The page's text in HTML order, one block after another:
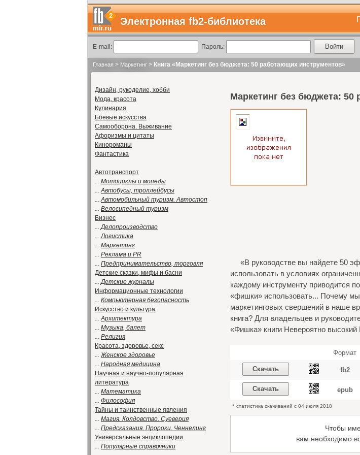
Электронная fb2-библиотека
E-mail: Пароль:
Главная > Маркетинг > Книга «Маркетинг без бюджета: 50 работающих инструментов»
Дизайн, рукоделие, хобби
Мода, красота
Кулинария
Боевые искусства
Самооборона. Выживание
Афоризмы и цитаты
Кинороманы
Фантастика
Автотранспорт
... Мотоциклы и мопеды
...Автобусы, троллейбусы
...Автомобильный туризм. Автостоп
... Велосипедный туризм
Бизнес
...Делопроизводство
...Логистика
... Маркетинг
... Реклама и PR
... Предпринимательство, торговля
Детские сказки, мифы и басни
...Детские журналы
Информационные технологии
... Компьютерная безопасность
Искусство и культура
...Архитектура
... Музыка, балет
... Религия
Красота, здоровье, секс
...Женское здоровье
... Народная медицина
Научная и научно-популярная
литература
... Математика
... Философия
Тайны и таинственные явления
... Магия. Колдовство. Суеверия
... Предсказания. Пророки. Ченнелинг
Универсальные энциклопедии
... Популярные справочники
Маркетинг без бюджета:
«В руководстве вы найдете 50
использовать в условиях
каждому инструменту приводится
«фишки» использовать... Почему
маркетинговых свершений в наше
книга? Для владельцев и
«Фишка» книги Невероятно
Формат
Скачать fb2
Скачать epub
* статистика скачиваний с 04 июля 2018
Чтобы
вам необходимо